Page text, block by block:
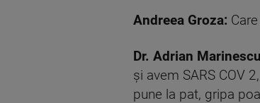
Andreea Groza:
Dr. Adrian
şi avem SARS COV
pune la pat, gripa